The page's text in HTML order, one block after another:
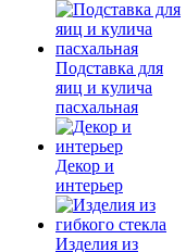
Подставка для
яиц и кулича
пасхальная
Декор и
интерьер
Изделия из